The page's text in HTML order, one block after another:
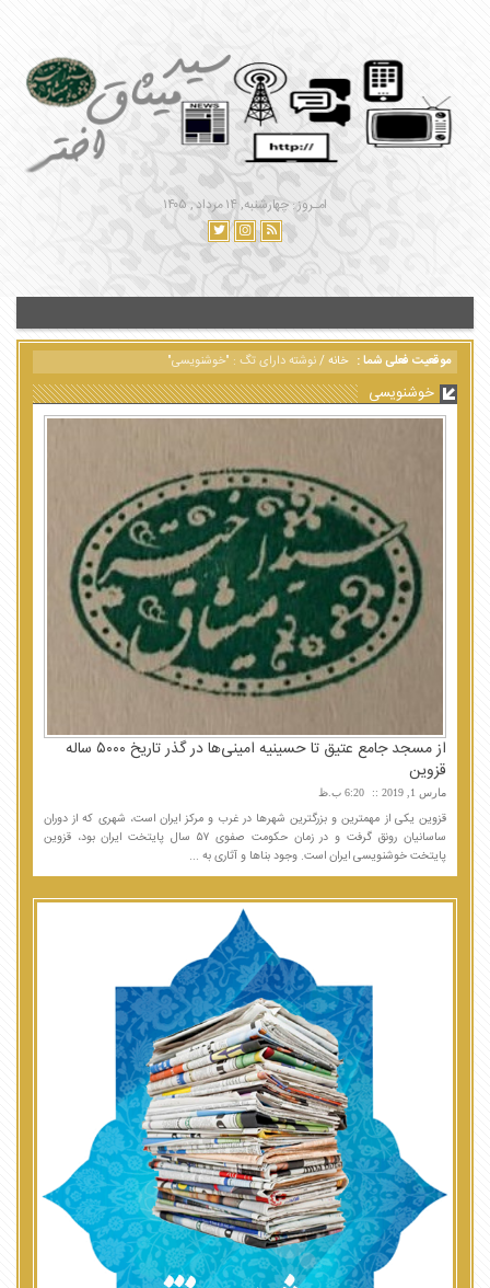
امـروز : چهارشنبه, ۱۴ مرداد , ۱۴۰۵
موقعیت فعلی شما : خانه/نوشته دارای تگ : "خوشنویسی"
خوشنویسی
از مسجد جامع عتیق تا حسینیه امینی‌ها در گذر تاریخ ۵٠٠٠ ساله
قزوین
مارس 1, 2019 6:20 ب.ظ
قزوین یکی از مهمترین و بزرگترین شهرها در غرب و مرکز ایران است، شهری که از دوران
ساسانیان رونق گرفت و در زمان حکومت صفوی ۵۷ سال پایتخت ایران بود، قزوین
پایتخت خوشنویسی ایران است. وجود بناها و آثاری به ...